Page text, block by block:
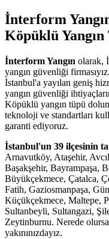
İnterform
Köpüklü
İnterform Yangın olarak,
yangın güvenliği
İstanbul'a yayılan geniş
yangın güvenliği
Köpüklü yangın tüpü
teknoloji ve standartları
garanti ediyoruz.
İstanbul'un 39 ilçesinin
Arnavutköy, Ataşehir,
Başakşehir, Bayrampaşa,
Büyükçekmece, Çatalca,
Fatih, Gaziosmanpaşa,
Küçükçekmece, Maltepe,
Sultanbeyli, Sultangazi,
Zeytinburnu. Nerede
yakınınızdayız.